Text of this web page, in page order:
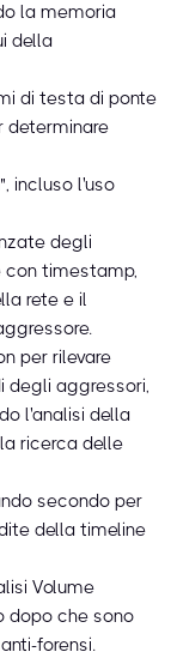
la memoria
della
di testa di ponte
determinare
incluso l'uso
degli
con timestamp,
rete e il
per rilevare
degli aggressori,
l'analisi della
ricerca delle
secondo per
della timeline
Volume
dopo che sono
forensi.